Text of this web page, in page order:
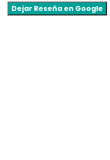
Dejar Reseña en Google